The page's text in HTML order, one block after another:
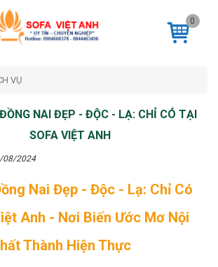
0
VỤ
NAI ĐẸP - ĐỘC - LẠ: CHỈ CÓ TẠI
SOFA VIỆT ANH
08/2024
Nai Đẹp - Độc - Lạ: Chỉ Có
Anh - Nơi Biến Ước Mơ Nội
Thành Hiện Thực